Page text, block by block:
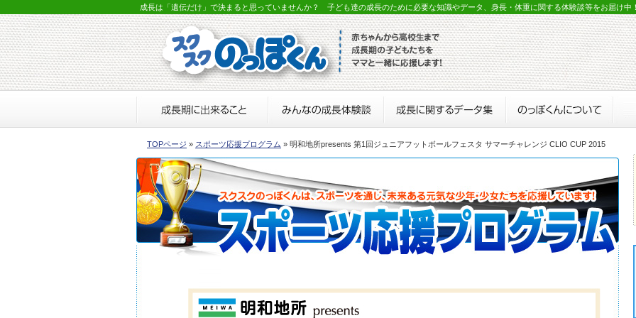
成長は「遺伝だけ」で決まると思っていませんか？ 子ども達の成長のために必要な知識やデータ、身長・体重に関する体験談等をお届け中
TOPページ » スポーツ応援プログラム » 明和地所presents 第1回ジュニアフットボールフェスタ サマーチャレンジ CLIO CUP 2015